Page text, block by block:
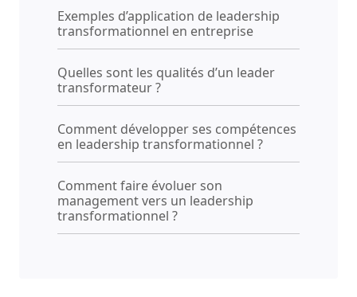
Exemples d’application de leadership
transformationnel en entreprise
Quelles sont les qualités d’un leader
transformateur ?
Comment développer ses compétences
en leadership transformationnel ?
Comment faire évoluer son
management vers un leadership
transformationnel ?